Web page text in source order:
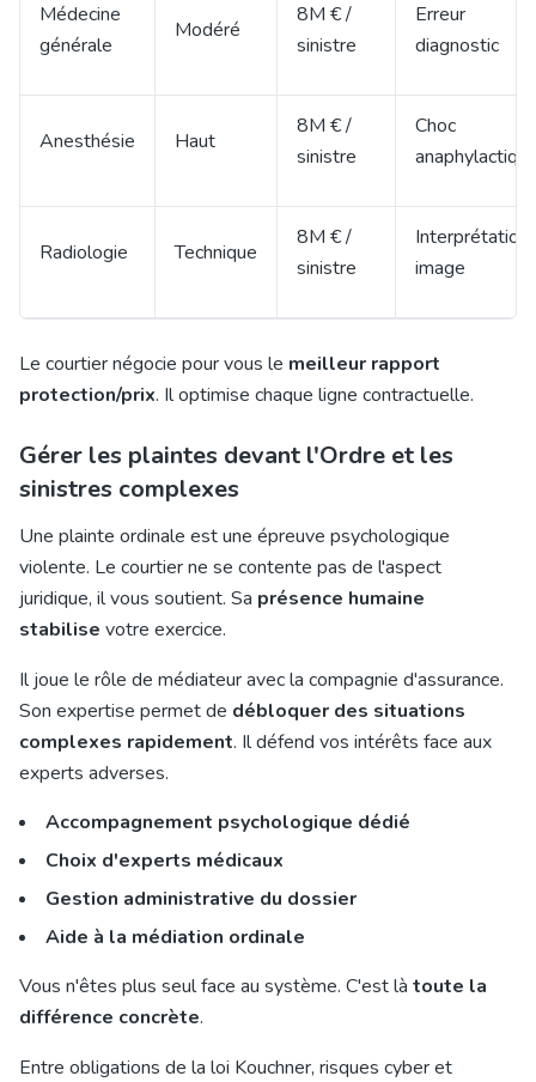
Médecine
générale
Modéré
8M € /
sinistre
Erreur
diagnostic
Anesthésie Haut
8M € /
sinistre
Choc
Radiologie Technique
8M € /
sinistre
Interprétation
image
Le courtier négocie pour vous le meilleur rapport
protection/prix. Il optimise chaque ligne contractuelle.
Gérer les plaintes devant l'Ordre et les
sinistres complexes
Une plainte ordinale est une épreuve psychologique
violente. Le courtier ne se contente pas de l'aspect
juridique, il vous soutient. Sa présence humaine
stabilise votre exercice.
Il joue le rôle de médiateur avec la compagnie d'assurance.
Son expertise permet de débloquer des situations
complexes rapidement. Il défend vos intérêts face aux
experts adverses.
Accompagnement psychologique dédié
Choix d'experts médicaux
Gestion administrative du dossier
Aide à la médiation ordinale
Vous n'êtes plus seul face au système. C'est là toute la
différence concrète.
Entre obligations de la loi Kouchner, risques cyber et